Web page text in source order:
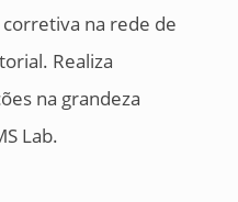
na rede de
Realiza
na grandeza
Lab.